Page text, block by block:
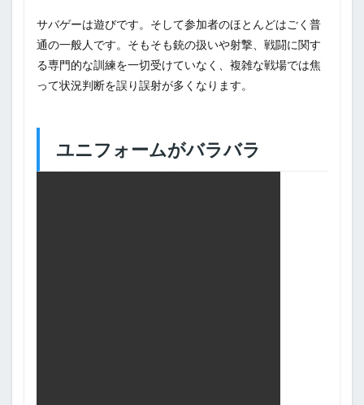
サバゲーは遊びです。そして参加者のほとんどはごく普
通の一般人です。そもそも銃の扱いや射撃、戦闘に関す
る専門的な訓練を一切受けていなく、複雑な戦場では焦
って状況判断を誤り誤射が多くなります。
ユニフォームがバラバラ